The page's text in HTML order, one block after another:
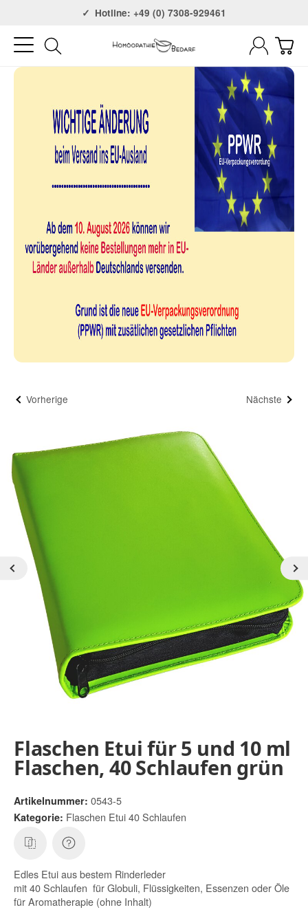
Versandkostenfrei ab 75€Hotline: +49 (0) 7308-929461
Vorherige Nächste
Flaschen Etui für 5 und 10 ml
Flaschen, 40 Schlaufen grün
Artikelnummer: 0543-5
Kategorie: Flaschen Etui 40 Schlaufen
Edles Etui aus bestem Rinderleder
mit 40 Schlaufen für Globuli, Flüssigkeiten, Essenzen oder Öle
für Aromatherapie (ohne Inhalt)